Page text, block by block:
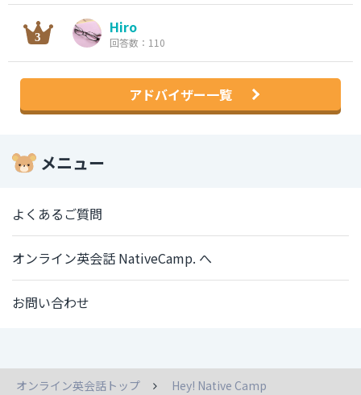
Hiro
回答数：110
アドバイザー一覧
メニュー
よくあるご質問
オンライン英会話 NativeCamp. へ
お問い合わせ
オンライン英会話トップ
Hey! Native Camp